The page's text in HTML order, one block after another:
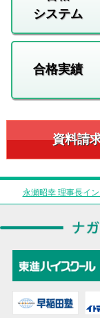
システム
合格実績
資料請
永瀬昭幸 理事長イ